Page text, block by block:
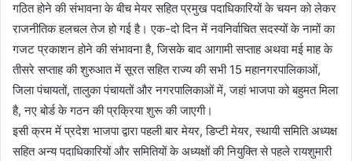
गठित होने की संभावना के बीच मेयर सहित प्रमुख पदाधिकारियों के चयन को लेकर
राजनीतिक हलचल तेज हो गई है। एक-दो दिन में नवनिर्वाचित सदस्यों के नामों का
गजट प्रकाशन होने की संभावना है, जिसके बाद आगामी सप्ताह अथवा मई माह के
तीसरे सप्ताह की शुरुआत में सूरत सहित राज्य की सभी 15 महानगरपालिकाओं,
जिला पंचायतों, तालुका पंचायतों और नगरपालिकाओं में, जहां भाजपा को बहुमत मिला
है, नए बोर्ड के गठन की प्रक्रिया शुरू की जाएगी।
इसी क्रम में प्रदेश भाजपा द्वारा पहली बार मेयर, डिप्टी मेयर, स्थायी समिति अध्यक्ष
सहित अन्य पदाधिकारियों और समितियों के अध्यक्षों की नियुक्ति से पहले रायशुमारी